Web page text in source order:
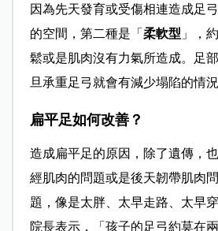
因為先天發育或受傷相連造成足
的空間，第二種是「 柔軟型 」，
鬆或是肌肉沒有力氣所造成。足
旦承重足弓就會有減少塌陷的情況
扁平足如何改善？
造成扁平足的原因，除了遺傳，
經肌肉的問題或是後天韌帶肌肉
題，像是太胖、太早走路、太早
院長表示，「孩子的足弓約莫在